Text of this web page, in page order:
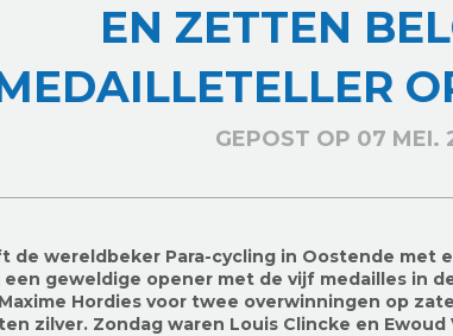
EN ZETTEN
GEPOST OP 07 MEI.
de wereldbeker Para-cycling in Oostende met
een geweldige opener met de vijf medailles in
Hordies voor twee overwinningen op
zilver. Zondag waren Louis Clincke en